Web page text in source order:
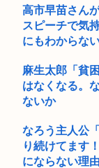
近所の娘が早朝
た。過去...
高市の被災地PV
【訃報】寿美花代
【衝撃】日本の
高市早苗さん
スピーチで気
にもわからな
麻生太郎「貧
はなくなる。
ないか
なろう主人公
り続けてます
にならない理